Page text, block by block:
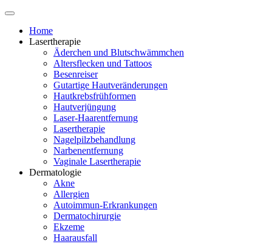
Home
Lasertherapie
Äderchen und Blutschwämmchen
Altersflecken und Tattoos
Besenreiser
Gutartige Hautveränderungen
Hautkrebsfrühformen
Hautverjüngung
Laser-Haarentfernung
Lasertherapie
Nagelpilzbehandlung
Narbenentfernung
Vaginale Lasertherapie
Dermatologie
Akne
Allergien
Autoimmun-Erkrankungen
Dermatochirurgie
Ekzeme
Haarausfall